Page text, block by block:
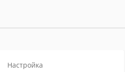
Настройка